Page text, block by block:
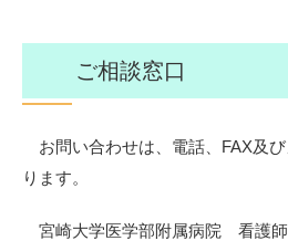
ご相談窓口
お問い合わせは、電話、FAX及
ります。
宮崎大学医学部附属病院 看護師